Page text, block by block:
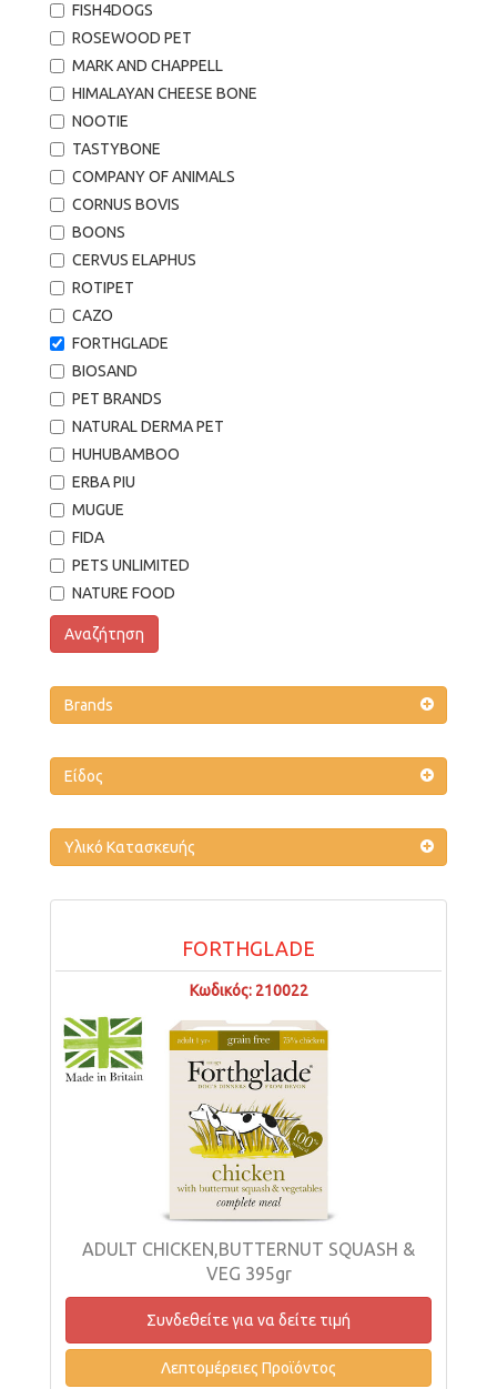
FISH4DOGS
ROSEWOOD PET
MARK AND CHAPPELL
HIMALAYAN CHEESE BONE
NOOTIE
TASTYBONE
COMPANY OF ANIMALS
CORNUS BOVIS
BOONS
CERVUS ELAPHUS
ROTIPET
CAZO
FORTHGLADE
BIOSAND
PET BRANDS
NATURAL DERMA PET
HUHUBAMBOO
ERBA PIU
MUGUE
FIDA
PETS UNLIMITED
NATURE FOOD
Αναζήτηση
Brands
Είδος
Υλικό Κατασκευής
FORTHGLADE
Κωδικός: 210022
ADULT CHICKEN,BUTTERNUT SQUASH &
VEG 395gr
Συνδεθείτε για να δείτε τιμή
Λεπτομέρειες Προϊόντος